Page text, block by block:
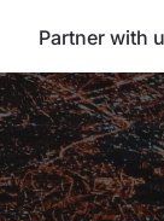
Partner with